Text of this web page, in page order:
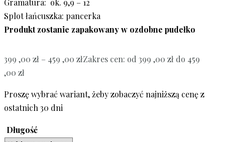
Splot łańcuszka: pancerka
Produkt zostanie zapakowany w ozdobne pudełko
399 ,00 zł – 459 ,00 złZakres cen: od 399 ,00 zł do 459
,00 zł
Proszę wybrać wariant, żeby zobaczyć najniższą cenę z
ostatnich 30 dni
Długość